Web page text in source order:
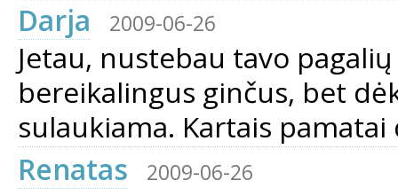
Darja
2009-06-26
Jetau, nustebau tavo
bereikalingus ginčus, bet
sulaukiama. Kartais
Renatas
2009-06-26